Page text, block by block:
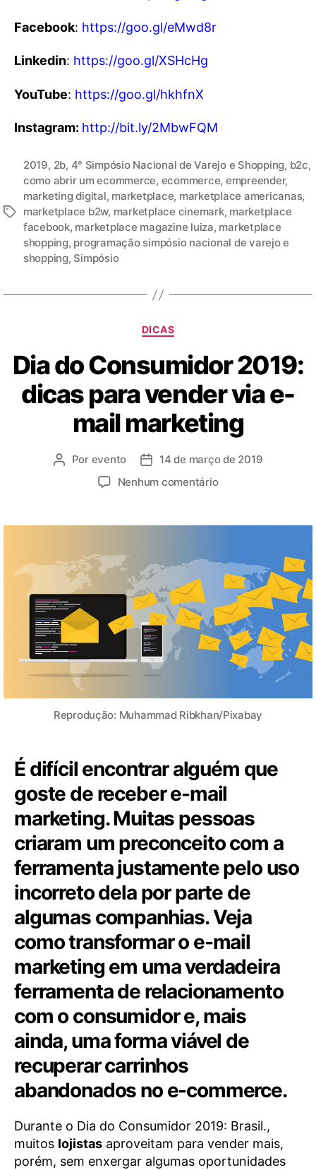
Facebook: https://goo.gl/eMwd8r
Linkedin: https://goo.gl/XSHcHg
YouTube: https://goo.gl/hkhfnX
Instagram: http://bit.ly/2MbwFQM
2019, 2b, 4° Simpósio Nacional de Varejo e Shopping, b2c,
como abrir um ecommerce, ecommerce, empreender,
marketing digital, marketplace, marketplace americanas,
marketplace b2w, marketplace cinemark, marketplace
facebook, marketplace magazine luiza, marketplace
shopping, programação simpósio nacional de varejo e
shopping, Simpósio
DICAS
Dia do Consumidor 2019:
dicas para vender via e-
mail marketing
Por evento
14 de março de 2019
Nenhum comentário
Reprodução: Muhammad Ribkhan/Pixabay
É difícil encontrar alguém que
goste de receber e-mail
marketing. Muitas pessoas
criaram um preconceito com a
ferramenta justamente pelo uso
incorreto dela por parte de
algumas companhias. Veja
como transformar o e-mail
marketing em uma verdadeira
ferramenta de relacionamento
com o consumidor e, mais
ainda, uma forma viável de
recuperar carrinhos
abandonados no e-commerce.
Durante o Dia do Consumidor 2019: Brasil.,
muitos lojistas aproveitam para vender mais,
porém, sem enxergar algumas oportunidades